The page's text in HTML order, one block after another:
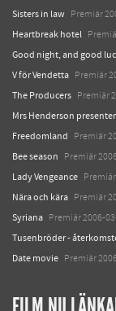
Sisters in law Premiär
Heartbreak hotel
Good night, and good
V för Vendetta Premiär
The Producers Premiär
Mrs Henderson
Freedomland Premiär
Bee season Premiär
Lady Vengeance
Nära och kära Premiär
Syriana Premiär 2006-
Tusenbröder -
Date movie Premiär